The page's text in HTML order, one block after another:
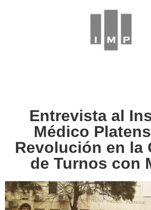
Entrevista al
Médico
Revolución en la
de Turnos con